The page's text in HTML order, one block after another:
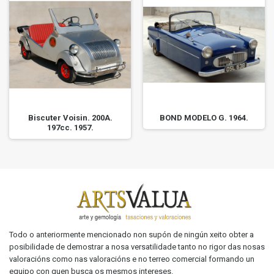
Biscuter Voisin. 200A.
197cc. 1957.
BOND MODELO G. 1964.
Todo o anteriormente mencionado non supón de ningún xeito obter a
posibilidade de demostrar a nosa versatilidade tanto no rigor das nosas
valoracións como nas valoracións e no terreo comercial formando un
equipo con quen busca os mesmos intereses.